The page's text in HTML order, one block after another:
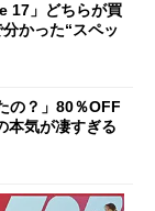
17」どちらが買
かった“スペッ
の？」80％OFF
本気が凄すぎる